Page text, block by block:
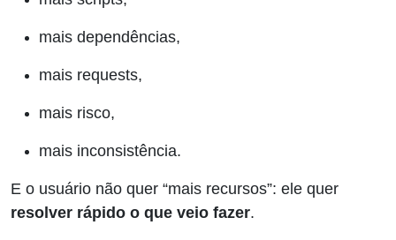
mais dependências,
mais requests,
mais risco,
mais inconsistência.
E o usuário não quer “mais recursos”: ele quer
resolver rápido o que veio fazer.